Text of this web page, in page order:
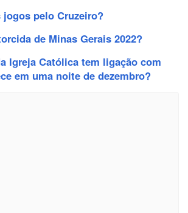
pelo Cruzeiro?
de Minas Gerais 2022?
Igreja Católica tem ligação com
em uma noite de dezembro?